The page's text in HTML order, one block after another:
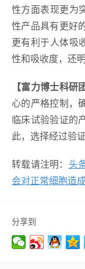
性方面表现更为
性产品具有更好
更有利于人体吸
性和吸收度，还
【富力博士科研
心的严格控制，
临床试验验证的
此，选择经过验
转载请注明： 头
会对正常细胞造
分享到